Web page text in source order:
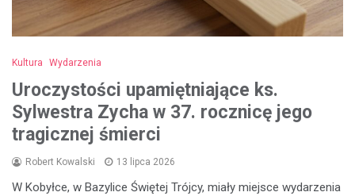
Kultura Wydarzenia
Uroczystości upamiętniające ks.
Sylwestra Zycha w 37. rocznicę jego
tragicznej śmierci
Robert Kowalski 13 lipca 2026
W Kobyłce, w Bazylice Świętej Trójcy, miały miejsce wydarzenia